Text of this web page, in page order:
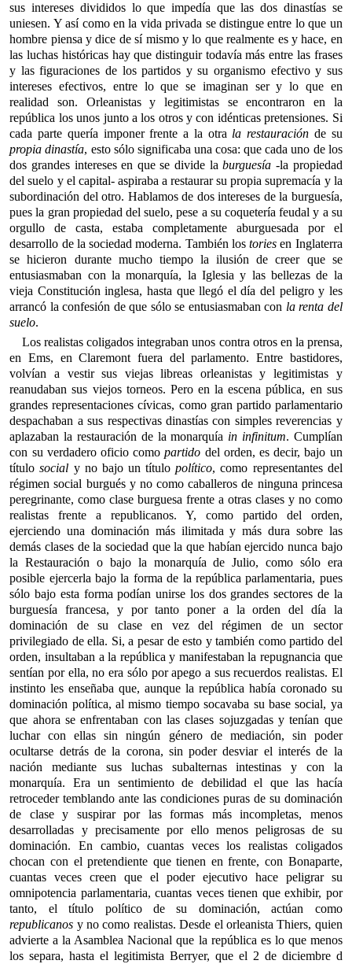
sus intereses divididos lo que impedía que las dos dinastías se
uniesen. Y así como en la vida privada se distingue entre lo que un
hombre piensa y dice de sí mismo y lo que realmente es y hace, en
las luchas históricas hay que distinguir todavía más entre las frases
y las figuraciones de los partidos y su organismo efectivo y sus
intereses efectivos, entre lo que se imaginan ser y lo que en
realidad son. Orleanistas y legitimistas se encontraron en la
república los unos junto a los otros y con idénticas pretensiones. Si
cada parte quería imponer frente a la otra la restauración de su
propia dinastía, esto sólo significaba una cosa: que cada uno de los
dos grandes intereses en que se divide laburguesía-la propiedad
del suelo y el capital- aspiraba a restaurar su propia supremacía y la
subordinación del otro. Hablamos de dos intereses de la burguesía,
pues la gran propiedad del suelo, pese a su coquetería feudal y a su
orgullo de casta, estaba completamente aburguesada por el
desarrollo de la sociedad moderna. También lostoriesen Inglaterra
se hicieron durante mucho tiempo la ilusión de creer que se
entusiasmaban con la monarquía, la Iglesia y las bellezas de la
vieja Constitución inglesa, hasta que llegó el día del peligro y les
arrancó la confesión de que sólo se entusiasmaban con la renta del
suelo.
Los realistas coligados integraban unos contra otros en la prensa,
en Ems, en Claremont fuera del parlamento. Entre bastidores,
volvían a vestir sus viejas libreas orleanistas y legitimistas y
reanudaban sus viejos torneos. Pero en la escena pública, en sus
grandes representaciones cívicas, como gran partido parlamentario
despachaban a sus respectivas dinastías con simples reverencias y
aplazaban la restauración de la monarquía in infinitum. Cumplían
con su verdadero oficio comopartido del orden, es decir, bajo un
títulosocial y no bajo un títulopolítico, como representantes del
régimen social burgués y no como caballeros de ninguna princesa
peregrinante, como clase burguesa frente a otras clases y no como
realistas frente a republicanos. Y, como partido del orden,
ejerciendo una dominación más ilimitada y más dura sobre las
demás clases de la sociedad que la que habían ejercido nunca bajo
la Restauración o bajo la monarquía de Julio, como sólo era
posible ejercerla bajo la forma de la república parlamentaria, pues
sólo bajo esta forma podían unirse los dos grandes sectores de la
burguesía francesa, y por tanto poner a la orden del día la
dominación de su clase en vez del régimen de un sector
privilegiado de ella. Si, a pesar de esto y también como partido del
orden, insultaban a la república y manifestaban la repugnancia que
sentían por ella, no era sólo por apego a sus recuerdos realistas. El
instinto les enseñaba que, aunque la república había coronado su
dominación política, al mismo tiempo socavaba su base social, ya
que ahora se enfrentaban con las clases sojuzgadas y tenían que
luchar con ellas sin ningún género de mediación, sin poder
ocultarse detrás de la corona, sin poder desviar el interés de la
nación mediante sus luchas subalternas intestinas y con la
monarquía. Era un sentimiento de debilidad el que las hacía
retroceder temblando ante las condiciones puras de su dominación
de clase y suspirar por las formas más incompletas, menos
desarrolladas y precisamente por ello menos peligrosas de su
dominación. En cambio, cuantas veces los realistas coligados
chocan con el pretendiente que tienen en frente, con Bonaparte,
cuantas veces creen que el poder ejecutivo hace peligrar su
omnipotencia parlamentaria, cuantas veces tienen que exhibir, por
tanto, el título político de su dominación, actúan como
republicanos y no como realistas. Desde el orleanista Thiers, quien
advierte a la Asamblea Nacional que la república es lo que menos
los separa, hasta el legitimista Berryer, que el 2 de diciembre d